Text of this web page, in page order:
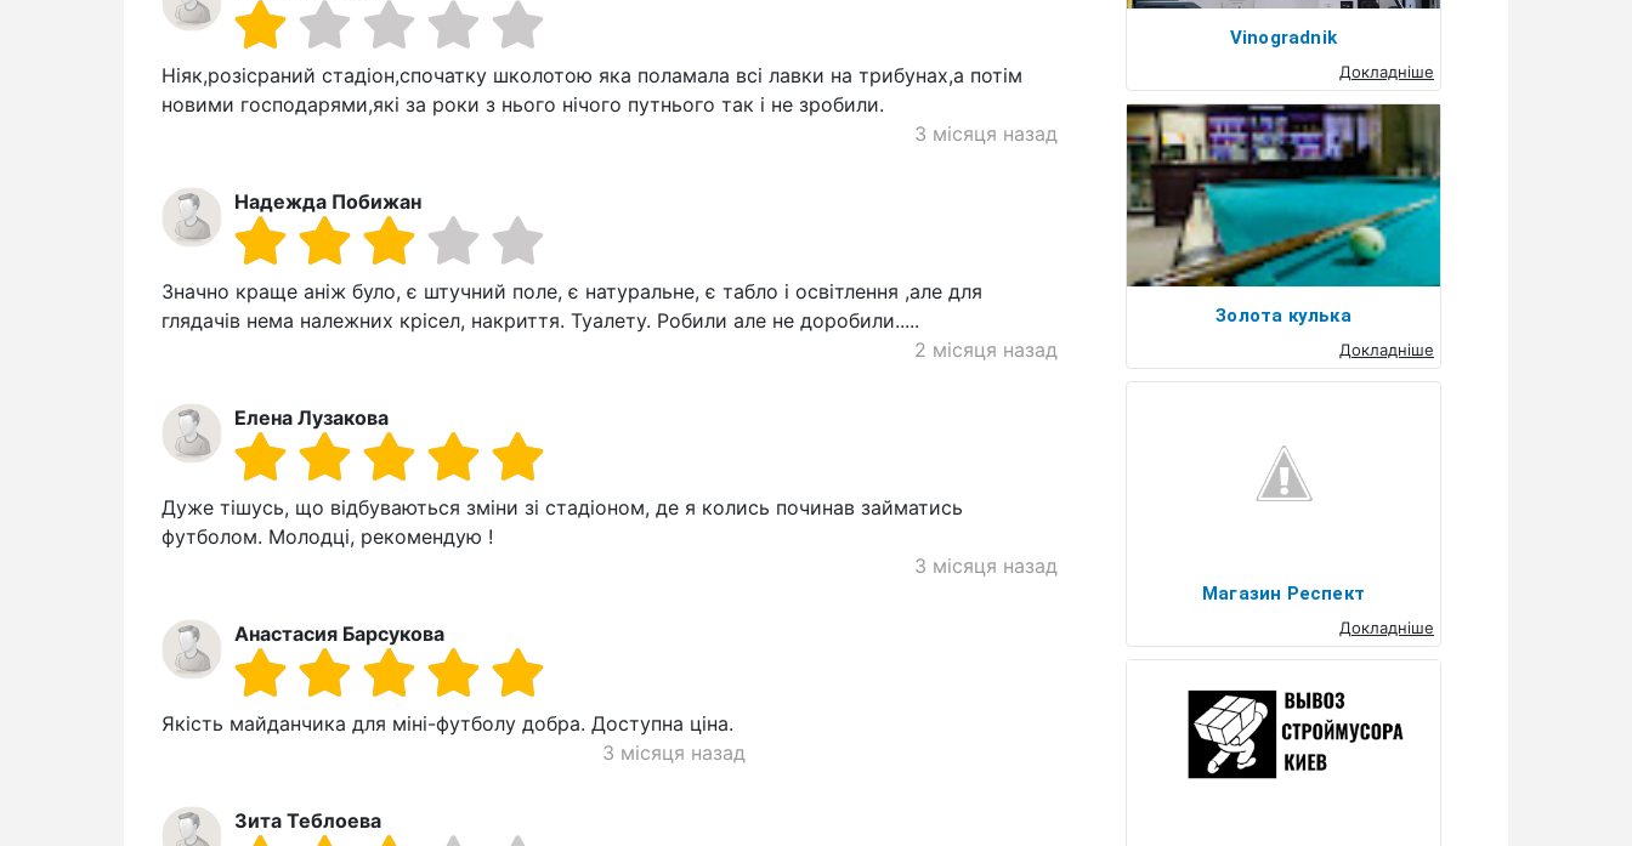
Ніяк,розісраний стадіон,спочатку школотою яка поламала всі лавки на трибунах,а потім
новими господарями,які за роки з нього нічого путнього так і не зробили.
3 місяця назад
Надежда Побижан
Значно краще аніж було, є штучний поле, є натуральне, є табло і освітлення ,але для
глядачів нема належних крісел, накриття. Туалету. Робили але не доробили.....
2 місяця назад
Елена Лузакова
Дуже тішусь, що відбуваються зміни зі стадіоном, де я колись починав займатись
футболом. Молодці, рекомендую !
3 місяця назад
Анастасия Барсукова
Якість майданчика для міні-футболу добра. Доступна ціна.
3 місяця назад
Зита Теблоева
Vinogradnik
Докладніше
Золота кулька
Докладніше
Магазин Респект
Докладніше